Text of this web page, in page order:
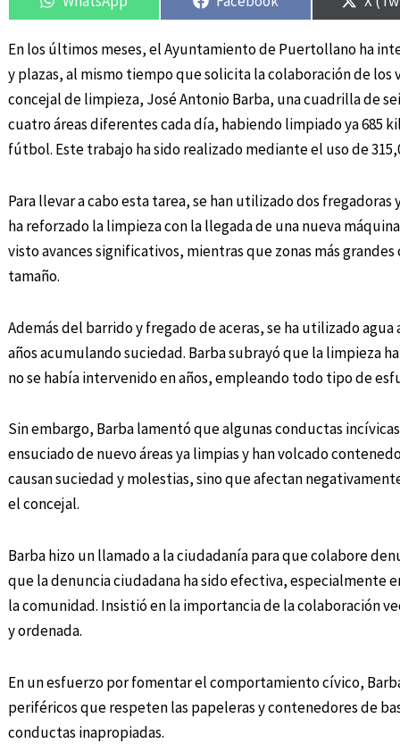
En los últimos meses, el Ayuntamiento de Puertollano ha
y plazas, al mismo tiempo que solicita la colaboración de los
concejal de limpieza, José Antonio Barba, una cuadrilla de
cuatro áreas diferentes cada día, habiendo limpiado ya 685
fútbol. Este trabajo ha sido realizado mediante el uso de
Para llevar a cabo esta tarea, se han utilizado dos
ha reforzado la limpieza con la llegada de una nueva
visto avances significativos, mientras que zonas más
tamaño.
Además del barrido y fregado de aceras, se ha utilizado
años acumulando suciedad. Barba subrayó que la limpieza
no se había intervenido en años, empleando todo tipo de
Sin embargo, Barba lamentó que algunas conductas
ensuciado de nuevo áreas ya limpias y han volcado
causan suciedad y molestias, sino que afectan
el concejal.
Barba hizo un llamado a la ciudadanía para que colabore
que la denuncia ciudadana ha sido efectiva, especialmente
la comunidad. Insistió en la importancia de la colaboración
y ordenada.
En un esfuerzo por fomentar el comportamiento cívico,
periféricos que respeten las papeleras y contenedores de
conductas inapropiadas.